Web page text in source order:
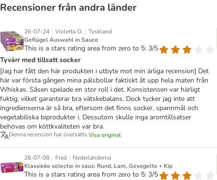
Recensioner från andra länder
26-07-24 | Violetta O. | Tyskland
Geflügel Auswahl in Sauce
This is a stars rating area from zero to 5: 3/5
Tyvärr med tillsatt socker
[Jag har fått den här produkten i utbyte mot min ärliga recension] Det
här var första gången mina pälsbollar faktiskt åt upp hela maten från
Whiskas. Såsen spelade en stor roll i det. Konsistensen var härligt
fuktig, vilket garanterar bra vätskebalans. Dock tycker jag inte att
ingredienserna är så bra, eftersom det finns socker, spannmål och
vegetabiliska biprodukter i. Dessutom skulle inga aromtillsatser
behövas om köttkvaliteten var bra.
Denna recension har översatts.Visa original
26-07-08 | Fred | Nederländerna
Klassieke selectie in saus: Rund, Lam, Gevogelte + Kip
This is a stars rating area from zero to 5: 3/5